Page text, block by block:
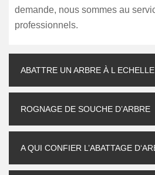
demande, nous sommes au
professionnels.
ABATTRE UN ARBRE À L
ROGNAGE DE SOUCHE D’ARBRE
A QUI CONFIER L’ABATTAGE